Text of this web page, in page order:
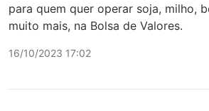
para quem quer operar soja, milho,
muito mais, na Bolsa de Valores.
16/10/2023 17:02